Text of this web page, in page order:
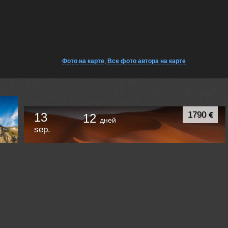
Фото на карте, Все фото автора на карте
1790
13
sep.
12дней